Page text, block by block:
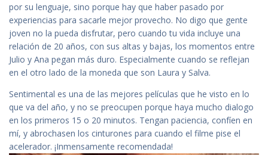
por su lenguaje, sino porque hay que haber pasado por
experiencias para sacarle mejor provecho. No digo que gente
joven no la pueda disfrutar, pero cuando tu vida incluye una
relación de 20 años, con sus altas y bajas, los momentos entre
Julio y Ana pegan más duro. Especialmente cuando se reflejan
en el otro lado de la moneda que son Laura y Salva.
Sentimental es una de las mejores películas que he visto en lo
que va del año, y no se preocupen porque haya mucho dialogo
en los primeros 15 o 20 minutos. Tengan paciencia, confíen en
mí, y abrochasen los cinturones para cuando el filme pise el
acelerador. ¡Inmensamente recomendada!